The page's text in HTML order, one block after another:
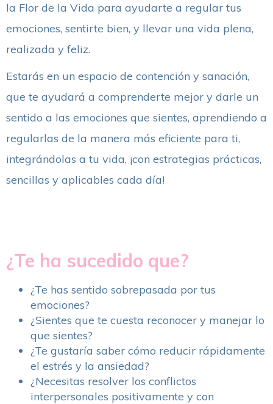
la Flor de la Vida para ayudarte a regular tus
emociones, sentirte bien, y llevar una vida plena,
realizada y feliz.
Estarás en un espacio de contención y sanación,
que te ayudará a comprenderte mejor y darle un
sentido a las emociones que sientes, aprendiendo a
regularlas de la manera más eficiente para ti,
integrándolas a tu vida, ¡con estrategias prácticas,
sencillas y aplicables cada día!
¿Te ha sucedido que?
¿Te has sentido sobrepasada por tus
emociones?
¿Sientes que te cuesta reconocer y manejar lo
que sientes?
¿Te gustaría saber cómo reducir rápidamente
el estrés y la ansiedad?
¿Necesitas resolver los conflictos
interpersonales positivamente y con